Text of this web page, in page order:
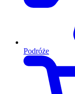
Podróże